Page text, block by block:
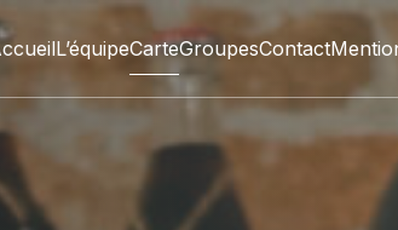
L’équipeCarteGroupesContact